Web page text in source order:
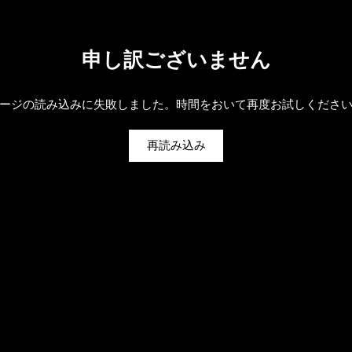
申し訳ございません
ジの読み込みに失敗しました。時間をおいて再度お試しくださ
再読み込み